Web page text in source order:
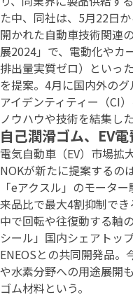
た中、同社は、5月22日
開かれた自動車技術関連
展2024」で、電動化やカ
排出量実質ゼロ）といっ
を提案。4月に国内外の
アイデンティティー（CI
ノウハウや技術を結集し
自己潤滑ゴム、EV
電気自動車（EV）市場拡
NOKが新たに提案するの
「eアクスル」のモータ
来品比で最大4割抑制で
中で回転や往復動する軸
シール」国内シェアトッ
ENEOSとの共同開発品
や水素分野への用途展開
ゴム材料という。